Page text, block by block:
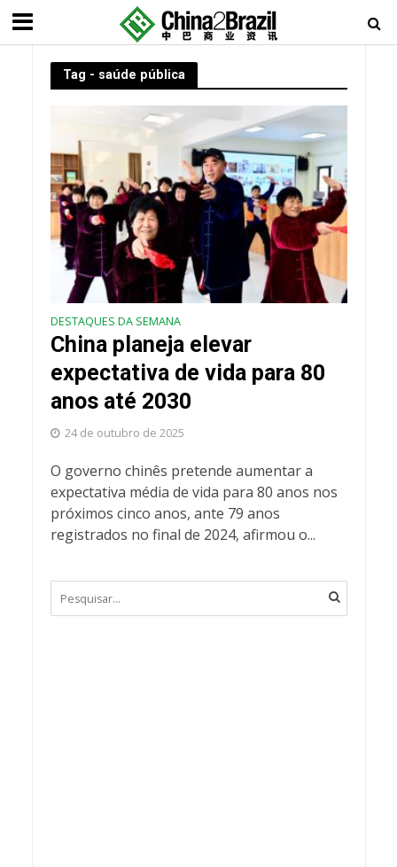
Tag - saúde pública
DESTAQUES DA SEMANA
China planeja elevar
expectativa de vida para 80
anos até 2030
24 de outubro de 2025
O governo chinês pretende aumentar a
expectativa média de vida para 80 anos nos
próximos cinco anos, ante 79 anos
registrados no final de 2024, afirmou o...